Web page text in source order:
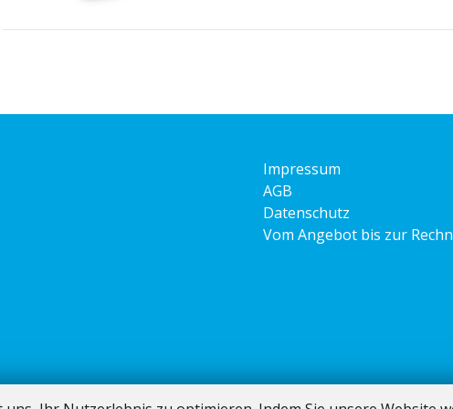
Impressum
AGB
Datenschutz
Vom Angebot bis zur